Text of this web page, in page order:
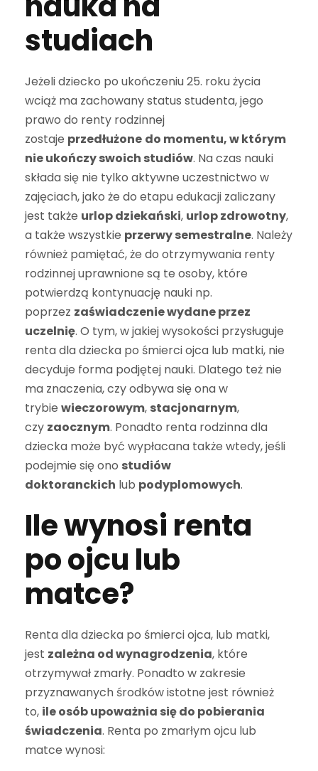
studiach
Jeżeli dziecko po ukończeniu 25. roku życia
wciąż ma zachowany status studenta, jego
prawo do renty rodzinnej
zostaje przedłużone do momentu, w którym
nie ukończy swoich studiów. Na czas nauki
składa się nie tylko aktywne uczestnictwo w
zajęciach, jako że do etapu edukacji zaliczany
jest także urlop dziekański, urlop zdrowotny,
a także wszystkie przerwy semestralne. Należy
również pamiętać, że do otrzymywania renty
rodzinnej uprawnione są te osoby, które
potwierdzą kontynuację nauki np.
poprzez zaświadczenie wydane przez
uczelnię. O tym, w jakiej wysokości przysługuje
renta dla dziecka po śmierci ojca lub matki, nie
decyduje forma podjętej nauki. Dlatego też nie
ma znaczenia, czy odbywa się ona w
trybie wieczorowym, stacjonarnym,
czy zaocznym. Ponadto renta rodzinna dla
dziecka może być wypłacana także wtedy, jeśli
podejmie się ono studiów
doktoranckich lub podyplomowych.
Ile wynosi renta
po ojcu lub
matce?
Renta dla dziecka po śmierci ojca, lub matki,
jest zależna od wynagrodzenia, które
otrzymywał zmarły. Ponadto w zakresie
przyznawanych środków istotne jest również
to, ile osób upoważnia się do pobierania
świadczenia. Renta po zmarłym ojcu lub
matce wynosi: